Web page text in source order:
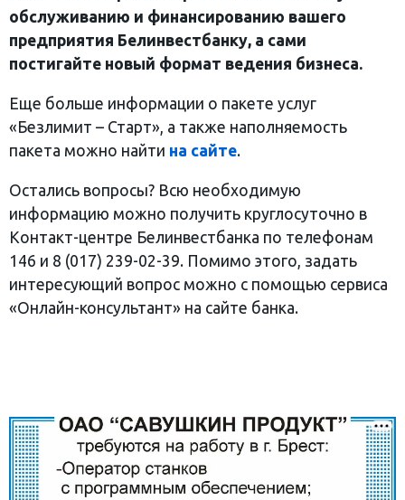
обслуживанию и финансированию вашего
предприятия Белинвестбанку, а сами
постигайте новый формат ведения бизнеса.
Еще больше информации о пакете услуг
«Безлимит – Старт», а также наполняемость
пакета можно найти на сайте.
Остались вопросы? Всю необходимую
информацию можно получить круглосуточно в
Контакт-центре Белинвестбанка по телефонам
146 и 8 (017) 239-02-39. Помимо этого, задать
интересующий вопрос можно с помощью сервиса
«Онлайн-консультант» на сайте банка.